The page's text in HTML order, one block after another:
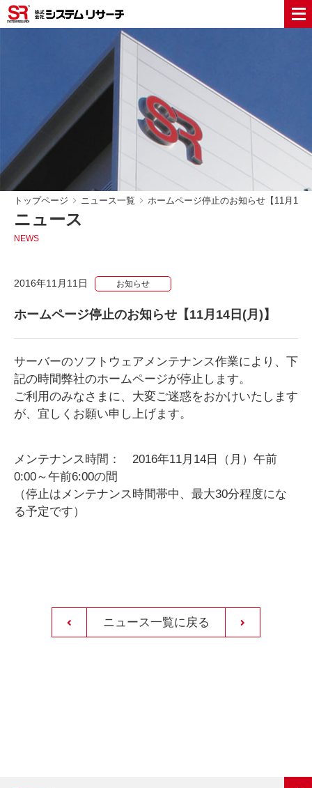
トップページ ニュース一覧 ホームページ停止のお知らせ【11月
ニュース
NEWS
2016年11月11日 お知らせ
ホームページ停止のお知らせ【11月14日(月)】
サーバーのソフトウェアメンテナンス作業により、下
記の時間弊社のホームページが停止します。
ご利用のみなさまに、大変ご迷惑をおかけいたします
が、宜しくお願い申し上げます。
メンテナンス時間： 2016年11月14日（月）午前
0:00～午前6:00の間
（停止はメンテナンス時間帯中、最大30分程度にな
る予定です）
ニュース一覧に戻る